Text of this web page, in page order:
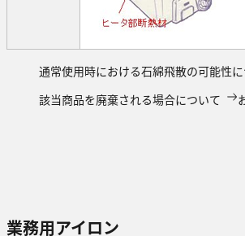
通常使用時における石綿飛散の可能性
該当商品を廃棄される場合について
業務用アイロン